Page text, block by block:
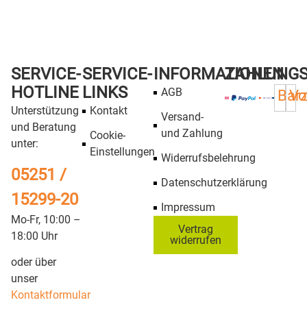
SERVICE-
HOTLINE
Unterstützung
und Beratung
unter:
05251 /
15299-20
Mo-Fr, 10:00 –
18:00 Uhr
oder über
unser
Kontaktformular
SERVICE-
LINKS
Kontakt
Cookie-
Einstellungen
INFORMATIONEN
AGB
Versand-
und Zahlung
Widerrufsbelehrung
Datenschutzerklärung
Impressum
Vertrag
widerrufen